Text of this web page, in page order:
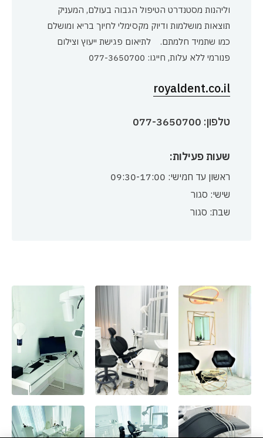
וליהנות מסטנדרט הטיפול הגבוה בעולם, המעניק
תוצאות מושלמות ודיוק מקסימלי לחיוך בריא ומושלם
כמו שתמיד חלמתם. לתיאום פגישת ייעוץ וצילום
פנורמי ללא עלות, חייגו: 077-3650700
royaldent.co.il
טלפון: 077-3650700
שעות פעילות:
ראשון עד חמישי: 09:30-17:00
שישי: סגור
שבת: סגור